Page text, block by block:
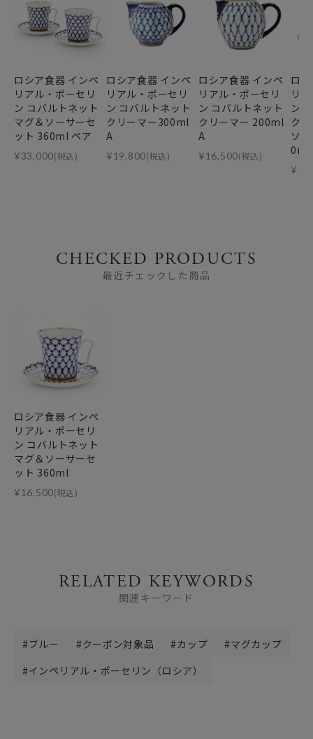
ロシア食器 インペ
リアル・ポーセリ
ン コバルトネット
マグ＆ソーサーセ
ット 360ml ペア
¥33,000(税込)
ロシア食器 インペ
リアル・ポーセリ
ン コバルトネット
クリーマー300ml
A
¥19,800(税込)
ロシア食器 インペ
リアル・ポーセリ
ン コバルトネット
クリーマー 200ml
A
¥16,500(税込)
ロ
リ
ン
ク
ソ
0ml
¥
CHECKED PRODUCTS
最近チェックした商品
ロシア食器 インペ
リアル・ポーセリ
ン コバルトネット
マグ＆ソーサーセ
ット 360ml
¥16,500(税込)
RELATED KEYWORDS
関連キーワード
ブルー クーポン対象品 カップ
マグカップ
インペリアル・ポーセリン（ロシア）